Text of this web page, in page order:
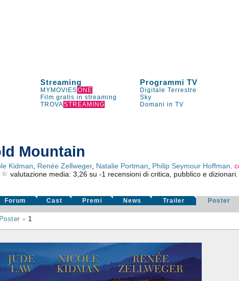
Streaming Programmi TV
MYMOVIESONE Digitale Terrestre
Film gratis in streaming Sky
TROVASTREAMING Domani in TV
Mountain
Kidman Renée Zellweger, Natalie Portman Philip Seymour Hoffman .
valutazione media: 3,26 su -1 recensioni di critica, pubblico e dizionari.
Forum Cast Premi News Trailer Poster
Poster » 1